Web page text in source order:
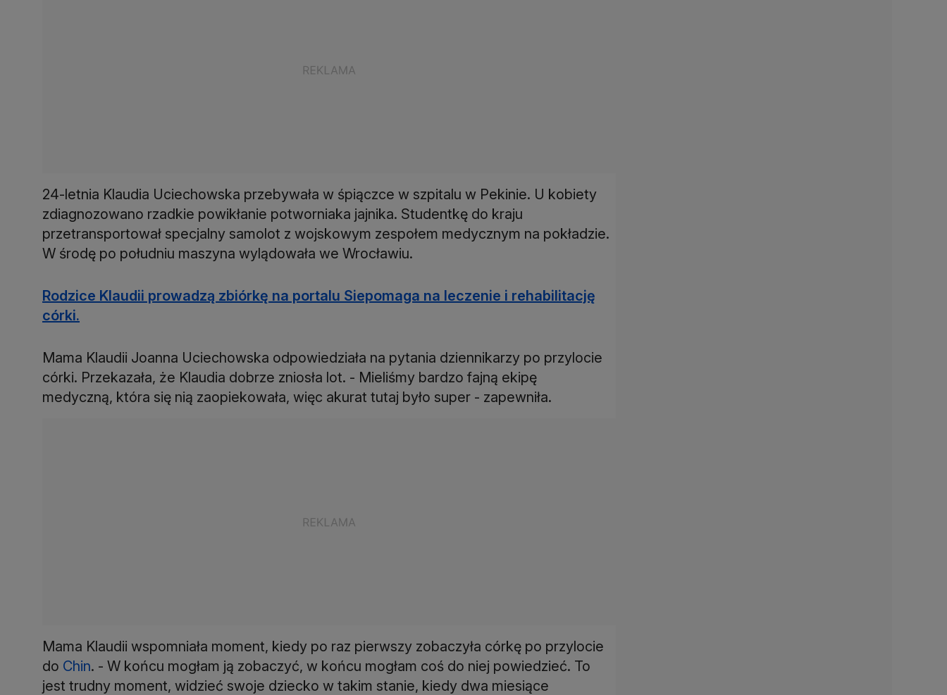
24-letnia Klaudia Uciechowska przebywała w śpiączce w szpitalu w Pekinie. U kobiety
zdiagnozowano rzadkie powikłanie potworniaka jajnika. Studentkę do kraju
przetransportował specjalny samolot z wojskowym zespołem medycznym na pokładzie.
W środę po południu maszyna wylądowała we Wrocławiu.
Rodzice Klaudii prowadzą zbiórkę na portalu Siepomaga na leczenie i rehabilitację
córki.
Mama Klaudii Joanna Uciechowska odpowiedziała na pytania dziennikarzy po przylocie
córki. Przekazała, że Klaudia dobrze zniosła lot. - Mieliśmy bardzo fajną ekipę
medyczną, która się nią zaopiekowała, więc akurat tutaj było super - zapewniła.
Mama Klaudii wspomniała moment, kiedy po raz pierwszy zobaczyła córkę po przylocie
do Chin. - W końcu mogłam ją zobaczyć, w końcu mogłam coś do niej powiedzieć. To
jest trudny moment, widzieć swoje dziecko w takim stanie, kiedy dwa miesiące